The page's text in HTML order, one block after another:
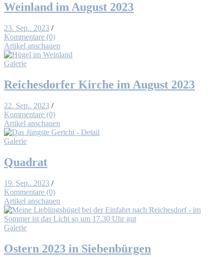
Wein­land im Au­gust 2023
23. Sep.. 2023 /
Kommentare (0)
Artikel anschauen
Galerie
Rei­ches­dor­fer Kir­che im Au­gust 2023
22. Sep.. 2023 /
Kommentare (0)
Artikel anschauen
Galerie
Qua­drat
19. Sep.. 2023 /
Kommentare (0)
Artikel anschauen
Galerie
Os­tern 2023 in Sie­ben­bür­gen